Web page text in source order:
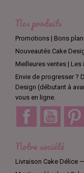
Nos produits
Promotions | Bons
Nouveautés Cake
Meilleures ventes |
Envie de progresser ?
Design (débutant à
vous en ligne.
Facebook YouTube
Notre société
Livraison Cake Délice